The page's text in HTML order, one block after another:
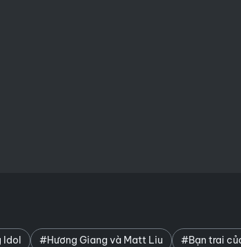
Idol #Hương Giang và Matt Liu #Bạn trai